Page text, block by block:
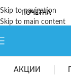
Skip to navigation
Skip to main content
ПОЧЕТНА
АКЦИИ